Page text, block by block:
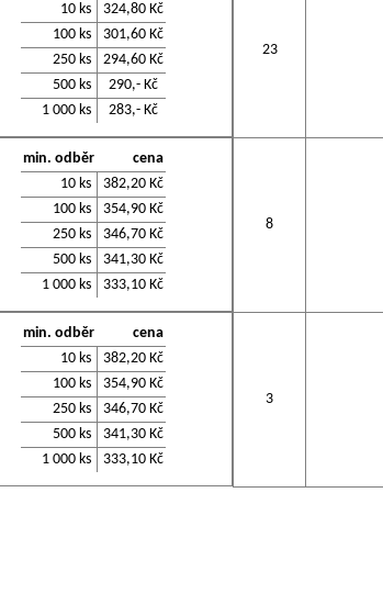
10 ks
324,80 Kč
100 ks
301,60 Kč
250 ks
294,60 Kč
500 ks
290,- Kč
1 000 ks
283,- Kč
23
min. odběr
cena
10 ks
382,20 Kč
100 ks
354,90 Kč
250 ks
346,70 Kč
500 ks
341,30 Kč
1 000 ks
333,10 Kč
8
min. odběr
cena
10 ks
382,20 Kč
100 ks
354,90 Kč
250 ks
346,70 Kč
500 ks
341,30 Kč
1 000 ks
333,10 Kč
3